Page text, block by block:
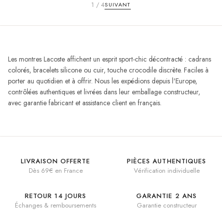
1 /4SUIVANT
Les montres Lacoste affichent un esprit sport-chic décontracté : cadrans
colorés, bracelets silicone ou cuir, touche crocodile discrète. Faciles à
porter au quotidien et à offrir. Nous les expédions depuis l'Europe,
contrôlées authentiques et livrées dans leur emballage constructeur,
avec garantie fabricant et assistance client en français.
LIVRAISON OFFERTE
Dès 69€ en France
PIÈCES AUTHENTIQUES
Vérification individuelle
RETOUR 14 JOURS
Échanges & remboursements
GARANTIE 2 ANS
Garantie constructeur